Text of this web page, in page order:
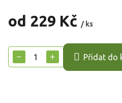
od 229 Kč / ks
cena:
+
− Přidat do